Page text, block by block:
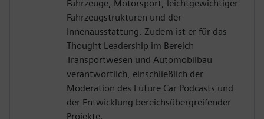
Fahrzeuge, Motorsport, leichtgewichtiger
Fahrzeugstrukturen und der
Innenausstattung. Zudem ist er für das
Thought Leadership im Bereich
Transportwesen und Automobilbau
verantwortlich, einschließlich der
Moderation des Future Car Podcasts und
der Entwicklung bereichsübergreifender
Projekte.